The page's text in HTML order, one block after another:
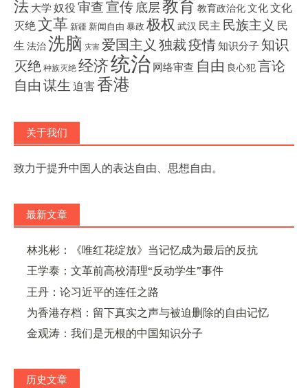
法 大学 奴役 审查宣传底层教育 教育政治化文化文化
灭绝文革 新疆 新闻自由 暴政 极权 武汉 民主 民族主义 民
生 法治洗脑 灾害 爱国主义 独裁疫情知识分子 知识
灭绝 种族灭绝 经济统治 网络审查 自由 良心犯言论
自由 谋生 迫害香港
关于我们
致力于提升中国人的表达自由、思想自由。
最新文章
林兆彬：《唯红花绽放》当记忆成为最后的反抗
王学泰：文革前高校清理“反动学生”事件
王丹：论习近平的连任之路
为香港存档：留下真实之声与被迫删除的自由记忆
金观涛：我们是无根的中国知识分子
历史文章